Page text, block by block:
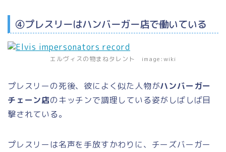
④プレスリーはハンバーガー店で働いている
エルヴィスの物まねタレント image:wiki
プレスリーの死後、彼によく似た人物がハンバーガー
チェーン店のキッチンで調理している姿がしばしば目
撃されている。
プレスリーは名声を手放すかわりに、チーズバーガー